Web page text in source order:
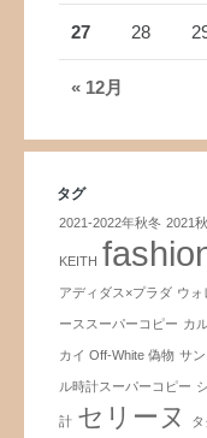
« 12月
27 28
タグ
2021-2022年秋冬 2021
KEITH
アディダス×プラダ ウォ
ーススーパーコピー カ
カイ Off-White 偽物 サ
ル時計スーパーコピー
計 セリーヌ